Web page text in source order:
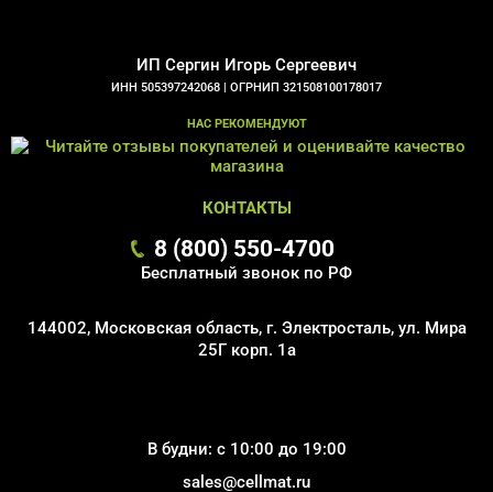
ИП Сергин Игорь Сергеевич
ИНН 505397242068 | ОГРНИП 321508100178017
НАС РЕКОМЕНДУЮТ
КОНТАКТЫ
8 (800) 550-4700
Бесплатный звонок по РФ
144002, Московская область, г. Электросталь, ул. Мира
25Г корп. 1а
В будни: с 10:00 до 19:00
sales@cellmat.ru